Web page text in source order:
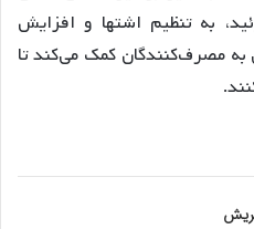
به تنظیم اشتها و افزایش
به مصرف‌کنندگان کمک می‌کند تا